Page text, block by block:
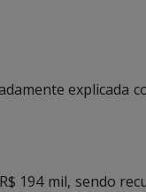
explicada
194 mil, sendo